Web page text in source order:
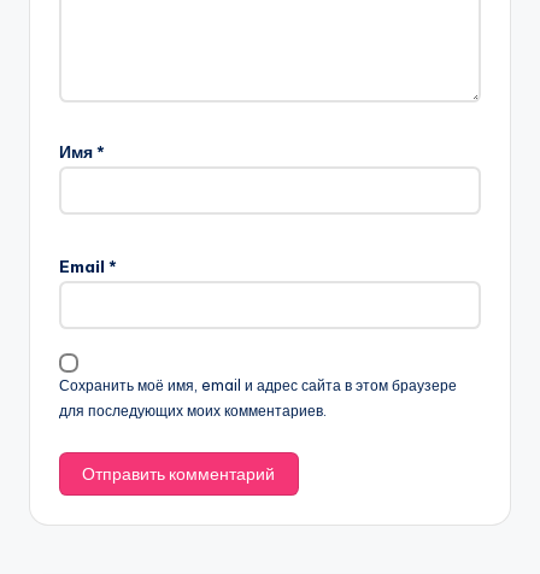
Имя*
Email *
Сохранить моё имя, email и адрес сайта в этом браузере
для последующих моих комментариев.